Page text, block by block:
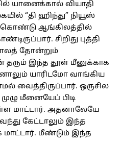
யானைக்கால் வியாதி
“தி ஹிந்து” நியூஸ்
கொண்டு ஆங்கிலத்தில்
சிறிது புத்தி
தோன்றும்
தரும் இந்த தூள் மீனுக்காக
யாரிடமோ வாங்கிய
வைத்திருப்பார். ஒருசில
மீனையேப் பிடி
மாட்டார். அதனாலேயே
கேட்டாலும் இந்த
மாட்டார். மீண்டும் இந்த